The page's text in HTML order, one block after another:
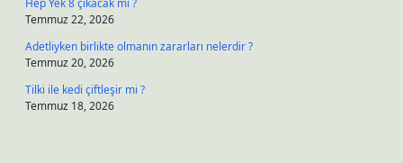
Hep Yek 8 çıkacak mı ?
Temmuz 22, 2026
Adetliyken birlikte olmanın zararları nelerdir ?
Temmuz 20, 2026
Tilki ile kedi çiftleşir mi ?
Temmuz 18, 2026